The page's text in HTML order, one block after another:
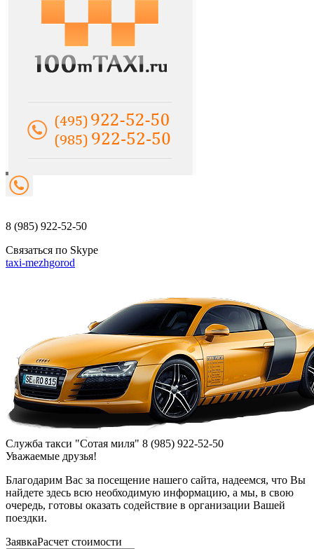
8 (985) 922-52-50
Связаться по Skype
taxi-mezhgorod
Служба такси "Сотая миля" 8 (985) 922‑52‑50
Уважаемые друзья!
Благодарим Вас за посещение нашего сайта, надеемся, что Вы
найдете здесь всю необходимую информацию, а мы, в свою
очередь, готовы оказать содействие в организации Вашей
поездки.
ЗаявкаРасчет стоимости